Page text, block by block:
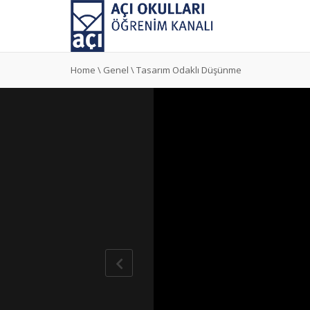
Home \ Genel \Tasarım Odaklı Düşünme